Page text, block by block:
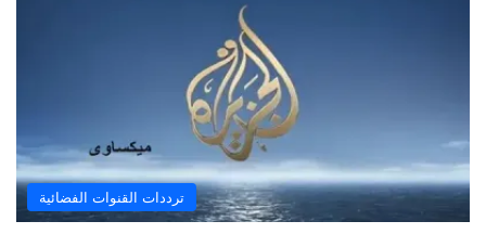
ترددات القنوات الفضائية